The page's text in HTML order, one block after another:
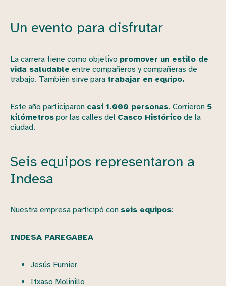
Un evento para disfrutar
La carrera tiene como objetivo promover un estilo de
vida saludable entre compañeros y compañeras de
trabajo. También sirve para trabajar en equipo.
Este año participaron casi 1.000 personas. Corrieron 5
kilómetros por las calles del Casco Histórico de la
ciudad.
Seis equipos representaron a
Indesa
Nuestra empresa participó con seis equipos:
INDESA PAREGABEA
Jesús Furnier
Itxaso Molinillo